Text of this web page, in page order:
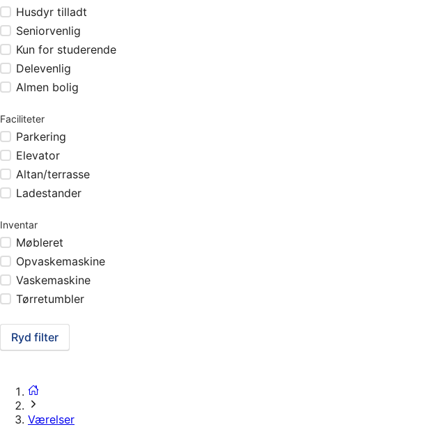
Husdyr tilladt
Seniorvenlig
Kun for studerende
Delevenlig
Almen bolig
Faciliteter
Parkering
Elevator
Altan/terrasse
Ladestander
Inventar
Møbleret
Opvaskemaskine
Vaskemaskine
Tørretumbler
Ryd filter
Værelser